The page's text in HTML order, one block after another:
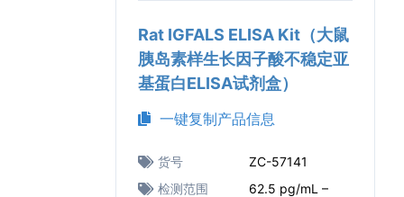
Rat IGFALS ELISA Kit（大鼠
胰岛素样生长因子酸不稳定亚
基蛋白ELISA试剂盒）
一键复制产品信息
货号
ZC-57141
检测范围
62.5 pg/mL –